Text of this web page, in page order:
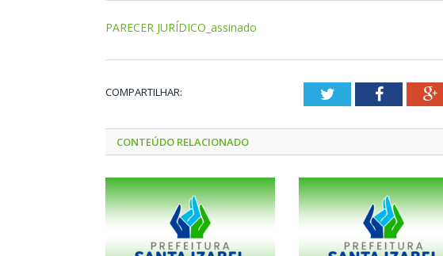
PARECER JURÍDICO_assinado
COMPARTILHAR: TwitterFacebook
CONTEÚDO RELACIONADO